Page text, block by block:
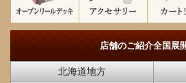
店舗のご紹介全国展
北海道地方